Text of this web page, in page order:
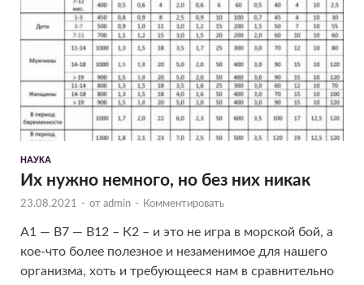
НАУКА
Их нужно немного, но без них никак
23.08.2021 - от admin - Комментировать
А1 — B7 — B12 – К2 – и это не игра в морской бой, а
кое-что более полезное и незаменимое для нашего
организма, хоть и требующееся нам в сравнительно